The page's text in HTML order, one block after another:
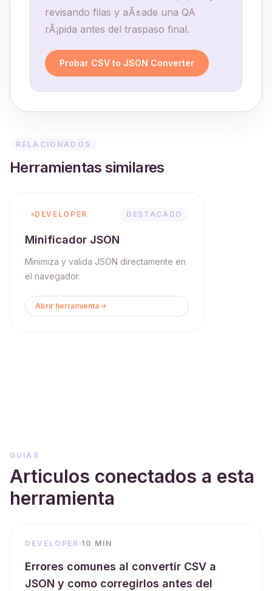
revisando filas y aÃ±ade una QA
rÃ¡pida antes del traspaso final.
Probar CSV to JSON Converter
RELACIONADOS
Herramientas similares
DEVELOPER DESTACADO
Minificador JSON
Minimiza y valida JSON directamente en
el navegador.
Abrir herramienta
GUIAS
Articulos conectados a esta
herramienta
DEVELOPER 10 MIN
Errores comunes al convertir CSV a
JSON y como corregirlos antes del